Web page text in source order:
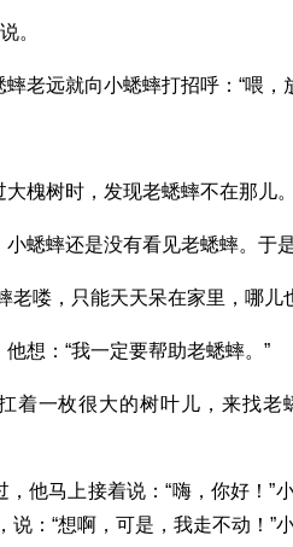
。
老远就向小蟋蟀打招呼：“喂，
槐树时，发现老蟋蟀不在那儿
蟋蟀还是没有看见老蟋蟀。于
老喽，只能天天呆在家里，哪儿
想：“我一定要帮助老蟋蟀。”
着一枚很大的树叶儿，来找
他马上接着说：“嗨，你好！”
说：“想啊，可是，我走不动！”